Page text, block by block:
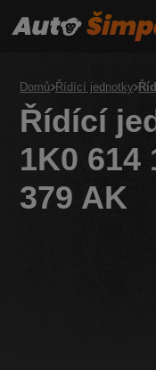
Domů Řídící jednotky
Řídící
1K0 614
379 AK